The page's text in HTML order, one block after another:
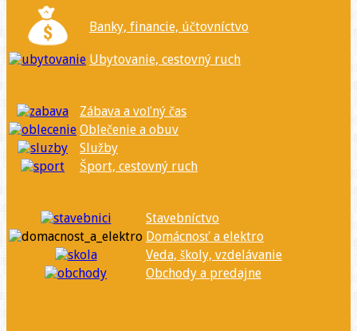
Banky, financie, účtovníctvo
Ubytovanie, cestovný ruch
Zábava a voľný čas
Oblečenie a obuv
Služby
Šport, cestovný ruch
Stavebníctvo
Domácnosť a elektro
Veda, školy, vzdelávanie
Obchody a predajne